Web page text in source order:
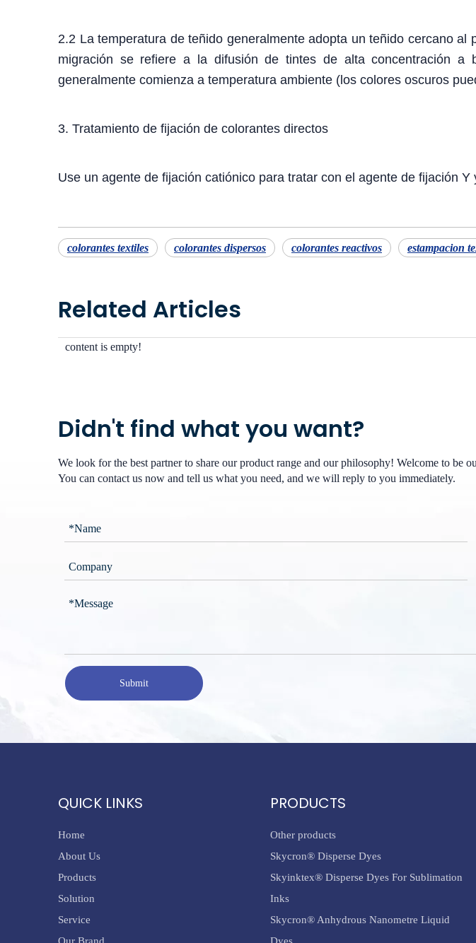
2.2 La temperatura de teñido generalmente adopta un teñido cercano
migración se refiere a la difusión de tintes de alta concentración
generalmente comienza a temperatura ambiente (los colores oscuros
3. Tratamiento de fijación de colorantes directos
Use un agente de fijación catiónico para tratar con el agente de fijación
colorantes textiles colorantes dispersos colorantes reactivos estampacion
Related Articles
content is empty!
Didn't find what you want?
We look for the best partner to share our product range and our philosophy! Welcome to be
You can contact us now and tell us what you need, and we will reply to you immediately.
Submit
QUICK LINKS
Home
About Us
Products
Solution
Service
PRODUCTS
Other products
Skycron® Disperse Dyes
Skyinktex® Disperse Dyes For Sublimation
Inks
Skycron® Anhydrous Nanometre Liquid